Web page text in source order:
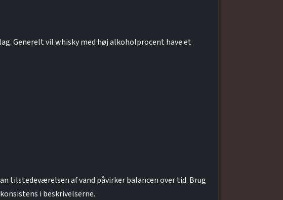
Generelt vil whisky med høj alkoholprocent have et
tilstedeværelsen af vand påvirker balancen over tid. Brug
i beskrivelserne.